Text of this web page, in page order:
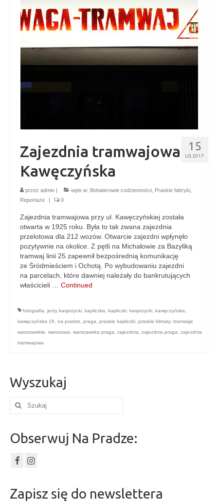
Kontakt
15
LIS 2017
Zajezdnia tramwajowa
Kawęczyńska
przez admin | wpis w: Bohaterowie codzienności Praskie fabryki
Reportaże
| 0
Zajezdnia tramwajowa przy ul. Kawęczyńskiej została
otwarta w 1925 roku. Była to tak zwana zajezdnia
przelotowa dla 212 wozów. Otwarcie zajezdni wpłynęło
pozytywnie na okolice. Z pętli na Michałowie za Bazyliką
tramwaj linii 25 zapewnił bezpośrednią komunikację
ze Śródmieściem i Ochotą. Po wybudowaniu zajezdni
na parcelach, które dawniej należały do bankrutujących
właścicieli … Continued
fotografia jerzy kasprzycki kapliczka kapliczki kasprzycki kawęczyńska
kawęczyńska 16
na pradze praga praskie kapliczki praskie klimaty, tramwaje
warszawskie
warszawa warszawska praga zajezdnia zajezdnia praga
zajezdnia
tramwajowa
Wyszukaj
Szuklaj
Obserwuj Na Pradze:
Zapisz się do newslettera